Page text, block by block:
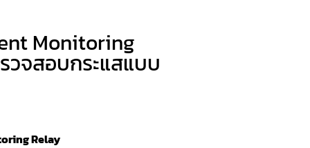
Monitoring
วจสอบกระแสแบบ
Relay